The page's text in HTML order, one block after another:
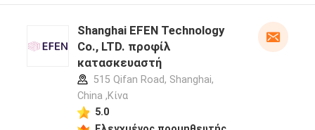
Shanghai EFEN Technology
Co., LTD. προφίλ
κατασκευαστή
515 Qifan Road, Shanghai,
China ,Κίνα
5.0